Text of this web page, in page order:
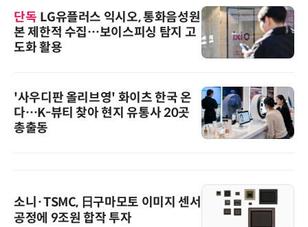
단독 LG유플러스 익시오, 통화음성원
본 제한적 수집…보이스피싱 탐지 고
도화 활용
'사우디판 올리브영' 화이츠 한국 온
다…K-뷰티 찾아 현지 유통사 20곳
총출동
소니·TSMC, 日구마모토 이미지 센서
공정에 9조원 합작 투자